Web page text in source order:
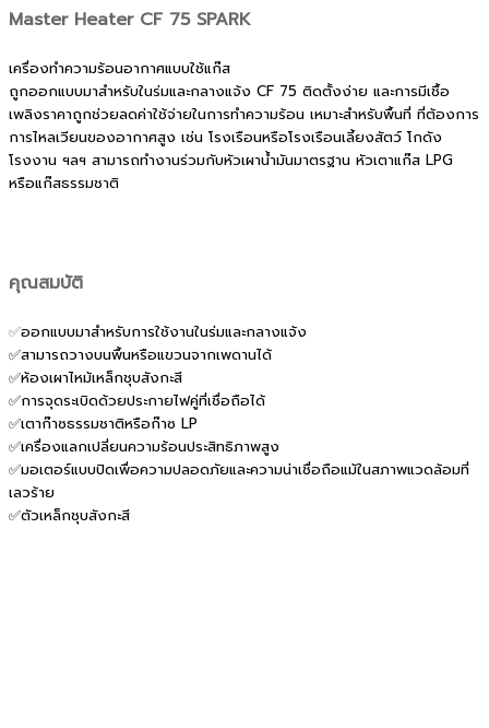
Master Heater CF 75 SPARK
เครื่องทำความร้อนอากาศแบบใช้แก๊ส
ถูกออกแบบมาสำหรับในร่มและกลางแจ้ง CF 75 ติดตั้งง่าย และการมีเชื้อ
เพลิงราคาถูกช่วยลดค่าใช้จ่ายในการทำความร้อน เหมาะสำหรับพื้นที่ ที่ต้องการ
การไหลเวียนของอากาศสูง เช่น โรงเรือนหรือโรงเรือนเลี้ยงสัตว์ โกดัง
โรงงาน ฯลฯ สามารถทำงานร่วมกับหัวเผาน้ำมันมาตรฐาน หัวเตาแก๊ส LPG
หรือแก๊สธรรมชาติ
คุณสมบัติ
✅ออกแบบมาสำหรับการใช้งานในร่มและกลางแจ้ง
✅สามารถวางบนพื้นหรือแขวนจากเพดานได้
✅ห้องเผาไหม้เหล็กชุบสังกะสี
✅การจุดระเบิดด้วยประกายไฟคู่ที่เชื่อถือได้
✅เตาก๊าซธรรมชาติหรือก๊าซ LP
✅เครื่องแลกเปลี่ยนความร้อนประสิทธิภาพสูง
✅มอเตอร์แบบปิดเพื่อความปลอดภัยและความน่าเชื่อถือแม้ในสภาพแวดล้อมที่
เลวร้าย
✅ตัวเหล็กชุบสังกะสี